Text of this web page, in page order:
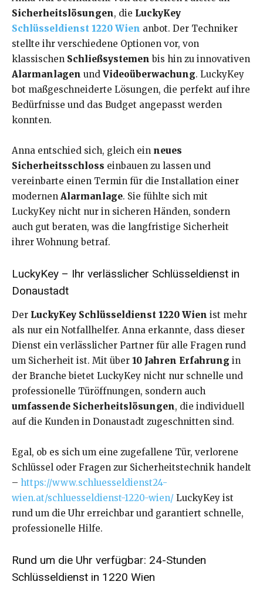
Sicherheitslösungen, die LuckyKey
Schlüsseldienst 1220 Wien anbot. Der Techniker
stellte ihr verschiedene Optionen vor, von
klassischen Schließsystemen bis hin zu innovativen
Alarmanlagen und Videoüberwachung. LuckyKey
bot maßgeschneiderte Lösungen, die perfekt auf ihre
Bedürfnisse und das Budget angepasst werden
konnten.
Anna entschied sich, gleich ein neues
Sicherheitsschloss einbauen zu lassen und
vereinbarte einen Termin für die Installation einer
modernen Alarmanlage. Sie fühlte sich mit
LuckyKey nicht nur in sicheren Händen, sondern
auch gut beraten, was die langfristige Sicherheit
ihrer Wohnung betraf.
LuckyKey – Ihr verlässlicher Schlüsseldienst in
Donaustadt
Der LuckyKey Schlüsseldienst 1220 Wien ist mehr
als nur ein Notfallhelfer. Anna erkannte, dass dieser
Dienst ein verlässlicher Partner für alle Fragen rund
um Sicherheit ist. Mit über 10 Jahren Erfahrung in
der Branche bietet LuckyKey nicht nur schnelle und
professionelle Türöffnungen, sondern auch
umfassende Sicherheitslösungen, die individuell
auf die Kunden in Donaustadt zugeschnitten sind.
Egal, ob es sich um eine zugefallene Tür, verlorene
Schlüssel oder Fragen zur Sicherheitstechnik handelt
– https://www.schluesseldienst24-
wien.at/schluesseldienst-1220-wien/ LuckyKey ist
rund um die Uhr erreichbar und garantiert schnelle,
professionelle Hilfe.
Rund um die Uhr verfügbar: 24-Stunden
Schlüsseldienst in 1220 Wien